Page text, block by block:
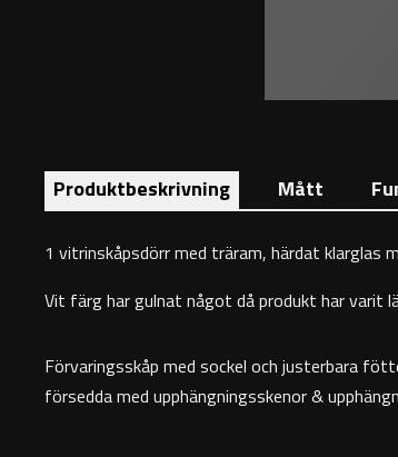
Produktbeskrivning Mått
1 vitrinskåpsdörr med träram, härdat
Vit färg har gulnat något då produkt har varit
Förvaringsskåp med sockel och justerbara
försedda med upphängningsskenor &